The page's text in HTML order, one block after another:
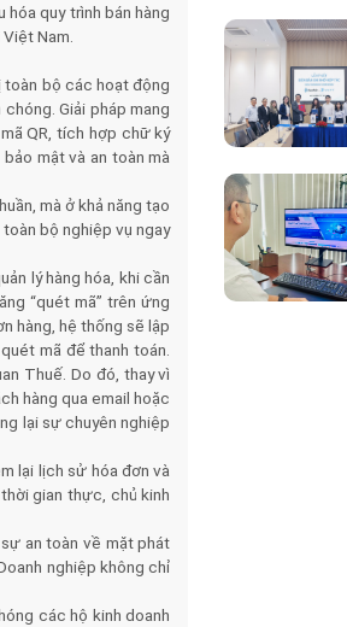
quy trình bán hàng
Nam.
toàn bộ các hoạt động
Giải pháp mang
QR, tích hợp chữ ký
mật và an toàn mà
mà ở khả năng tạo
bộ nghiệp vụ ngay
lý hàng hóa, khi cần
“quét mã” trên ứng
hàng, hệ thống sẽ lập
mã để thanh toán.
Thuế. Do đó, thay vì
hàng qua email hoặc
lại sự chuyên nghiệp
lại lịch sử hóa đơn và
gian thực, chủ kinh
an toàn về mặt phát
nghiệp không chỉ
các hộ kinh doanh